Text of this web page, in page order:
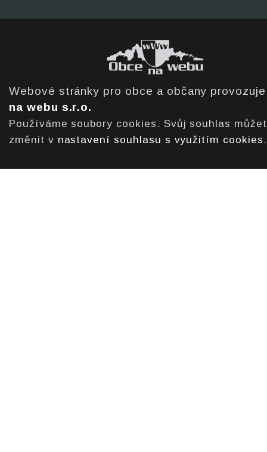
Webové stránky pro obce a občany
na webu s.r.o.
Používáme soubory cookies. Svůj souhlas
změnit v nastavení souhlasu s využitím cookies .